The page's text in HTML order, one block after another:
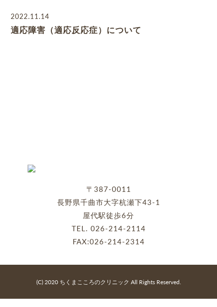
2022.11.14
適応障害（適応反応症）について
〒387-0011
長野県千曲市大字杭瀬下43-1
屋代駅徒歩6分
TEL. 026-214-2114
FAX:026-214-2314
(C) 2020 ちくまこころのクリニック All Rights Reserved.